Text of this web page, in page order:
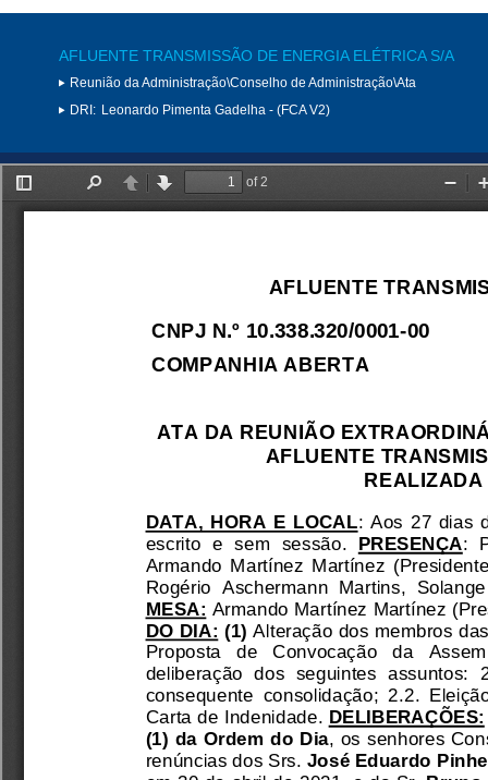
AFLUENTE TRANSMISSÃO DE ENERGIA ELÉTRICA S/A
Reunião da Administração\Conselho de Administração\Ata
DRI: Leonardo Pimenta Gadelha - (FCA V2)